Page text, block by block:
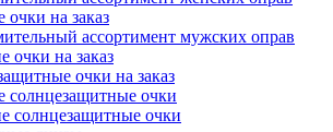
очки на заказ
ассортимент мужских оправ
очки на заказ
очки на заказ
солнцезащитные очки
солнцезащитные очки